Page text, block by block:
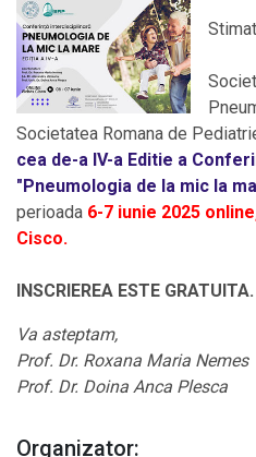
Societatea Romana de
cea de-a IV-a Editie a
"Pneumologia de la mic la
perioada 6-7 iunie 2025
Cisco.
INSCRIEREA ESTE GRATUITA.
Va asteptam,
Prof. Dr. Roxana Maria Nemes
Prof. Dr. Doina Anca Plesca
Organizator: